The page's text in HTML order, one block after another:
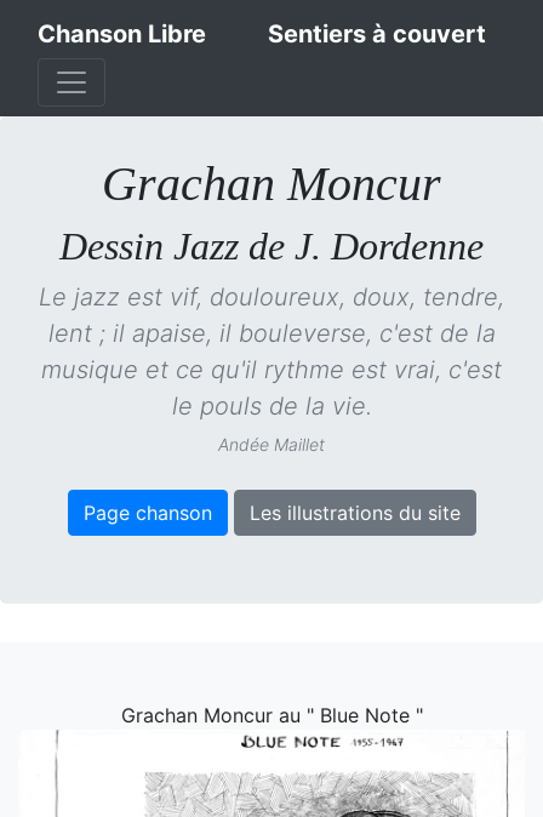
Chanson Libre Sentiers à couvert
Grachan Moncur
Dessin Jazz de J. Dordenne
Le jazz est vif, douloureux, doux, tendre,
lent ; il apaise, il bouleverse, c'est de la
musique et ce qu'il rythme est vrai, c'est
le pouls de la vie.
Andée Maillet
Page chanson Les illustrations du site
Grachan Moncur au " Blue Note "